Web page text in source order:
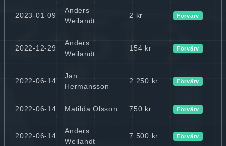
2023-01-09
Anders
Weilandt
2 kr Förvärv
2022-12-29
Anders
Weilandt
154 kr Förvärv
2022-06-14
Jan
Hermansson
2 250 kr Förvärv
2022-06-14 Matilda Olsson 750 kr Förvärv
2022-06-14
Anders
Weilandt
7 500 kr Förvärv